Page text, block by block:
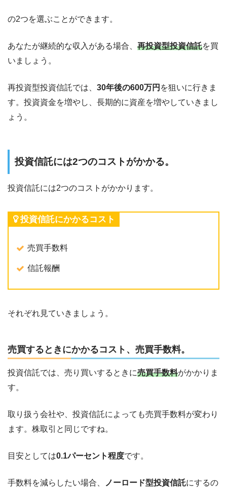
の2つを選ぶことができます。
あなたが継続的な収入がある場合、 再投資型投資信託を買
いましょう。
再投資型投資信託では、 30年後の600万円 を狙いに行きま
す。投資資金を増やし、長期的に資産を増やしていきまし
ょう。
投資信託には2つのコストがかかる。
投資信託には2つのコストがかかります。
投資信託にかかるコスト
売買手数料
信託報酬
それぞれ見ていきましょう。
売買するときにかかるコスト、売買手数料。
投資信託では、売り買いするときに売買手数料がかかりま
す。
取り扱う会社や、投資信託によっても売買手数料が変わり
ます。株取引と同じですね。
目安としては0.1パーセント程度です。
手数料を減らしたい場合、 ノーロード型投資信託にするの